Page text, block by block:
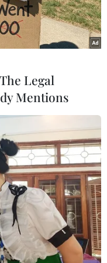
cầmquyền đang
cuộc tập họp của
chiều 26/8 tới sẽ
các chợ ở thủ
tri đã bỏ phiếu
nói rẳng các
tìm ra sự thật, lấy
tri đã bỏ phiếu
khi đạt được các
gia cuộchọp đầu
hai đảng đã gặp
thỏa thuận
Legal
Mentions